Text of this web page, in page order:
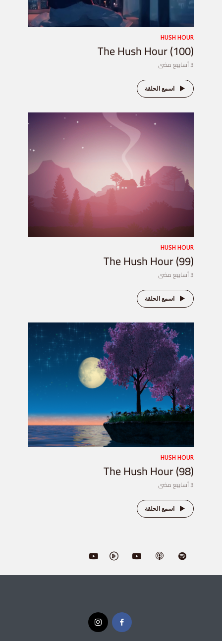
HUSH HOUR
The Hush Hour (100)
3 أسابيع مضى
اسمع الحلقة
HUSH HOUR
The Hush Hour (99)
3 أسابيع مضى
اسمع الحلقة
HUSH HOUR
The Hush Hour (98)
3 أسابيع مضى
اسمع الحلقة